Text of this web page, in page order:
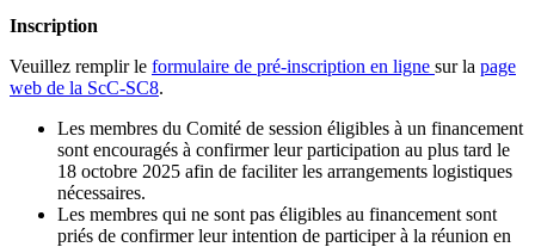
Inscription
Veuillez remplir le formulaire de pré-inscription en ligne sur la page
web de la ScC-SC8.
Les membres du Comité de session éligibles à un financement
sont encouragés à confirmer leur participation au plus tard le
18 octobre 2025 afin de faciliter les arrangements logistiques
nécessaires.
Les membres qui ne sont pas éligibles au financement sont
priés de confirmer leur intention de participer à la réunion en